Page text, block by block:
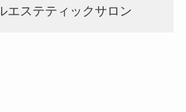
エステティックサロン